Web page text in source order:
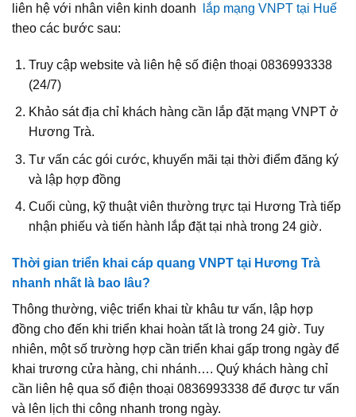
liên hệ với nhân viên kinh doanh
lắp mạng VNPT tại Huế
theo các bước sau:
Truy cập website và liên hệ số điện thoại 0836993338
(24/7)
Khảo sát địa chỉ khách hàng cần lắp đặt mạng VNPT ở
Hương Trà.
Tư vấn các gói cước, khuyến mãi tại thời điểm đăng ký
và lập hợp đồng
Cuối cùng, kỹ thuật viên thường trực tại Hương Trà tiếp
nhận phiếu và tiến hành lắp đặt tại nhà trong 24 giờ.
Thời gian triển khai cáp quang VNPT tại Hương Trà
nhanh nhất là bao lâu?
Thông thường, việc triển khai từ khâu tư vấn, lập hợp
đồng cho đến khi triển khai hoàn tất là trong 24 giờ. Tuy
nhiên, một số trường hợp cần triển khai gấp trong ngày để
khai trương cửa hàng, chi nhánh…. Quý khách hàng chỉ
cần liên hệ qua số điện thoại 0836993338 để được tư vấn
và lên lịch thi công nhanh trong ngày.